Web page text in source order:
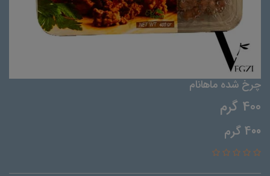
چرخ شده ماهانام
400 گرم
400 گرم